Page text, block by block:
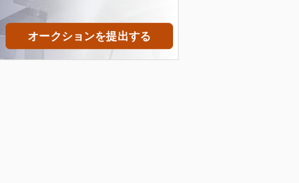
オークションを提出する